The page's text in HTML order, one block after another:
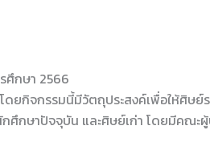
ศึกษา 2566
ดยกิจกรรมนี้มีวัตถุประสงค์เพื่อให้
ศึกษาปัจจุบัน และศิษย์เก่า โดยมีคณ